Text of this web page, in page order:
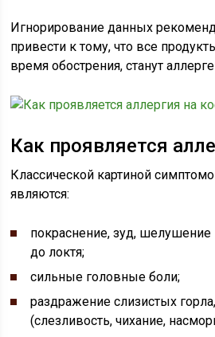
Игнорирование данных
привести к тому, что все
время обострения, станут
Как проявляется
Классической картиной
являются:
покраснение, зуд, шелушение
до локтя;
сильные головные боли;
раздражение слизистых
(слезливость, чихание,